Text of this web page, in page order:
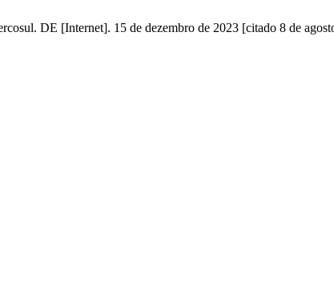
DE [Internet]. 15 de dezembro de 2023 [citado 8 de